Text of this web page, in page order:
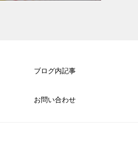
ブログ内記事
お問い合わせ